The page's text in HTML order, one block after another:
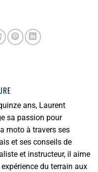
ans, Laurent
sa passion pour
moto à travers ses
et ses conseils de
et instructeur, il aime
du terrain aux